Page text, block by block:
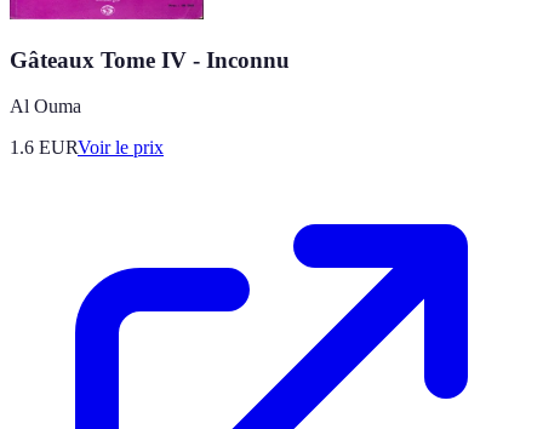
Gâteaux Tome IV - Inconnu
Al Ouma
1.6 EURVoir le prix